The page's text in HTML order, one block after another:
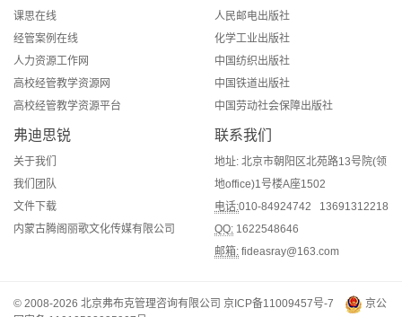
课思在线
经管案例在线
人力资源工作网
高校经管教学资源网
高校经管教学资源平台
人民邮电出版社
化学工业出版社
中国纺织出版社
中国铁道出版社
中国劳动社会保障出版社
弗迪思锐
关于我们
我们团队
文件下载
内蒙古腾阁丽歌文化传媒有限公司
联系我们
地址: 北京市朝阳区北苑路13号院(领
地office)1号楼A座1502
电话:010-84924742 13691312218
QQ: 1622548646
邮箱: fideasray@163.com
© 2008-2026 北京弗布克管理咨询有限公司 京ICP备11009457号-7
京公